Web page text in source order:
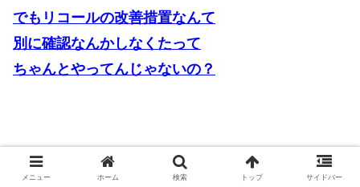
でもリコールの改善措置なんて
別に確認なんかしなくたって
ちゃんとやってんじゃないの？
そう思うかもしれませんが
メニュー ホーム 検索 トップ サイドバー